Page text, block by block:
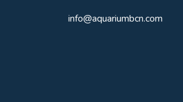
info@aquariumbcn.com